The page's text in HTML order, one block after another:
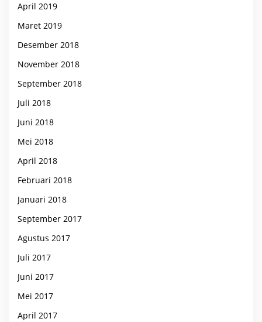
April 2019
Maret 2019
Desember 2018
November 2018
September 2018
Juli 2018
Juni 2018
Mei 2018
April 2018
Februari 2018
Januari 2018
September 2017
Agustus 2017
Juli 2017
Juni 2017
Mei 2017
April 2017